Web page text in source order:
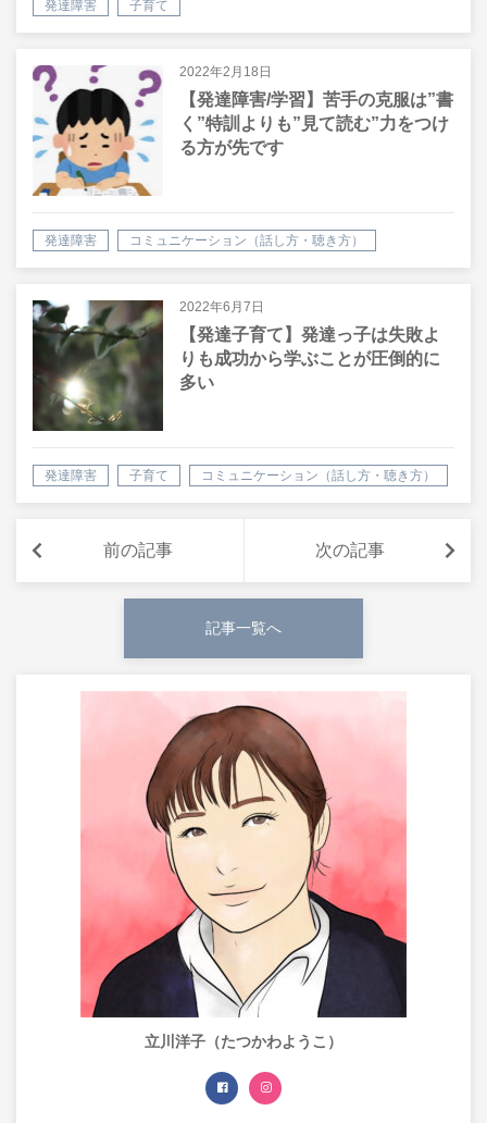
発達障害 子育て
2022年2月18日
【発達障害/学習】苦手の克服は”書
く”特訓よりも”見て読む”力をつけ
る方が先です
発達障害 コミュニケーション（話し方・聴き方）
2022年6月7日
【発達子育て】発達っ子は失敗よ
りも成功から学ぶことが圧倒的に
多い
発達障害 子育て コミュニケーション（話し方・聴き方）
前の記事 次の記事
記事一覧へ
立川洋子（たつかわようこ）